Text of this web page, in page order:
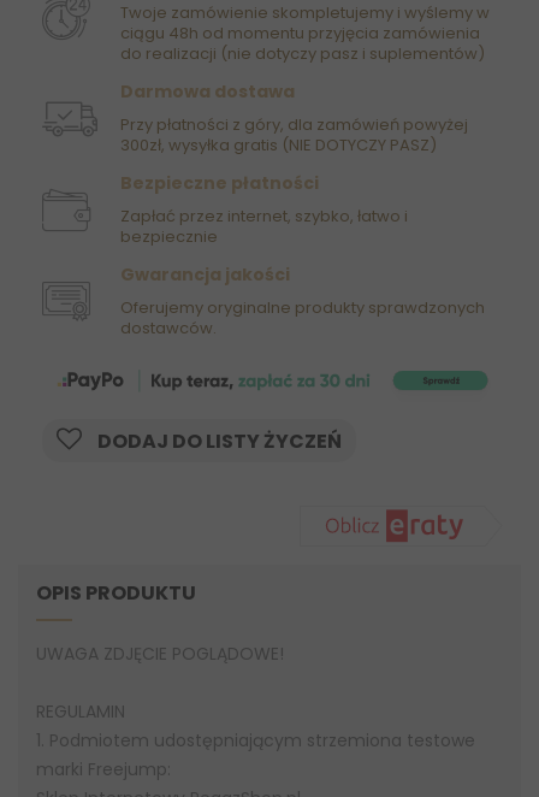
Twoje zamówienie skompletujemy i wyślemy w
ciągu 48h od momentu przyjęcia zamówienia
do realizacji (nie dotyczy pasz i suplementów)
Darmowa dostawa
Przy płatności z góry, dla zamówień powyżej
300zł, wysyłka gratis (NIE DOTYCZY PASZ)
Bezpieczne płatności
Zapłać przez internet, szybko, łatwo i
bezpiecznie
Gwarancja jakości
Oferujemy oryginalne produkty sprawdzonych
dostawców.
DODAJ DO LISTY ŻYCZEŃ
OPIS PRODUKTU
UWAGA ZDJĘCIE POGLĄDOWE!
REGULAMIN
1. Podmiotem udostępniającym strzemiona testowe
marki Freejump: